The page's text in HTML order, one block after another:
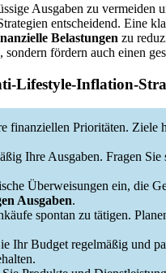
Ausgaben zu vermeiden
entscheidend. Eine
Belastungen zu
, sondern fördern auch einen
Lifestyle-Inflation-
finanziellen Prioritäten. Ziele
Ihre Ausgaben. Fragen
Überweisungen ein, die
Ausgaben.
spontan zu tätigen.
Ihr Budget regelmäßig und